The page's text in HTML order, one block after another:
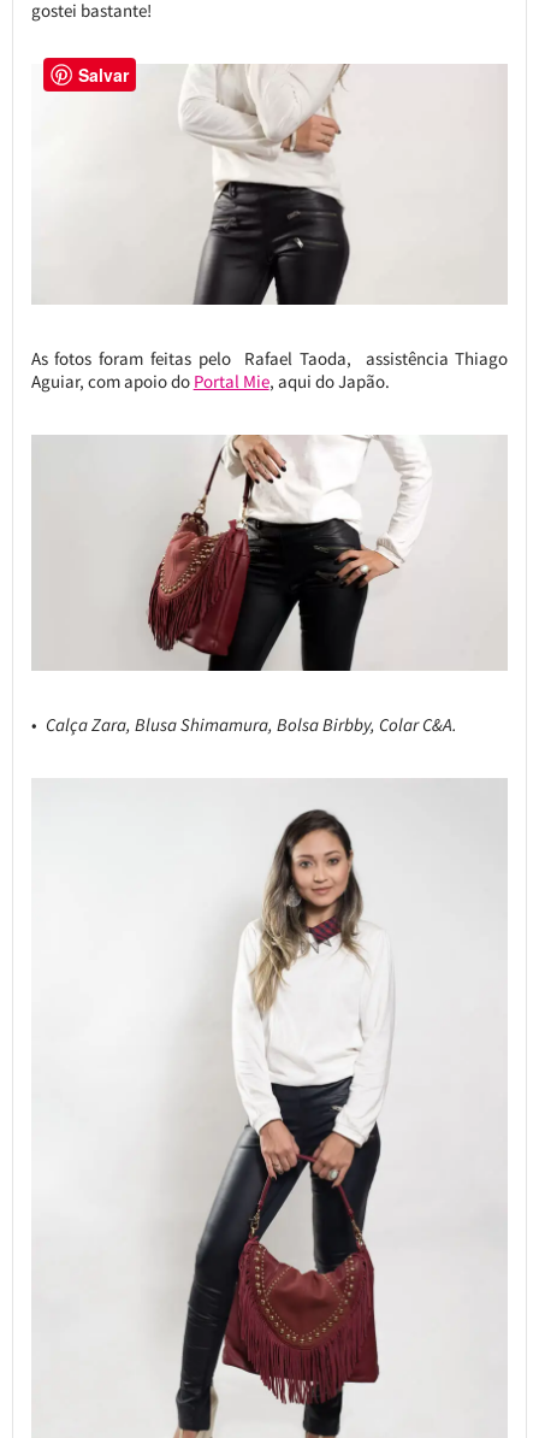
gostei bastante!
As fotos foram feitas pelo Rafael Taoda, assistência Thiago
Aguiar, com apoio do Portal Mie, aqui do Japão.
Calça Zara, Blusa Shimamura, Bolsa Birbby, Colar C&A.
Salvar